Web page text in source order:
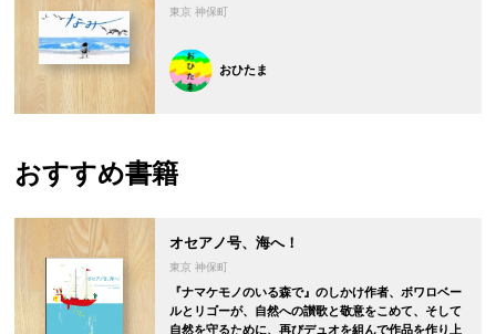
東京 神保町
おひたま
おすすめ書籍
オセアノ号、海へ！
東京 神保町
『ナマケモノのいる森で』のしかけ作者、ボワロベー
ルとリゴーが、自然への讃歌と敬意をこめて、そして
自然を守るために、再びデュオを組んで作品を作り上